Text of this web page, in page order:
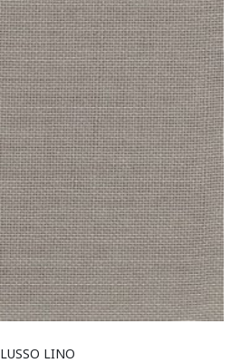
LUSSO LINO